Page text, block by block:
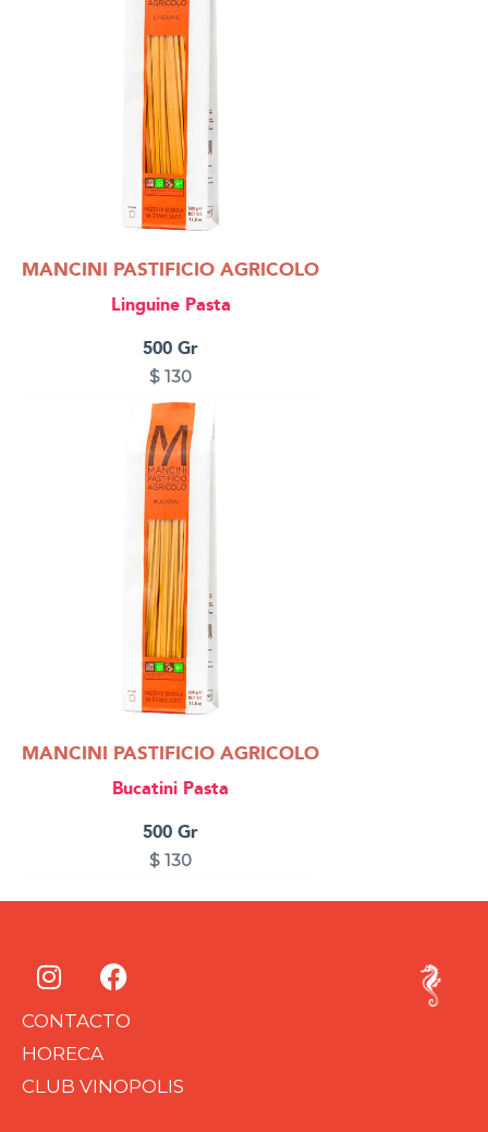
MANCINI PASTIFICIO AGRICOLO
Linguine Pasta
500 Gr
$ 130
MANCINI PASTIFICIO AGRICOLO
Bucatini Pasta
500 Gr
$ 130
I
n
s
t
a
g
F
a
c
o
CONTACTO
HORECA
CLUB VINOPOLIS